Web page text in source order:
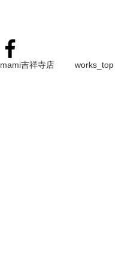
mami吉祥寺店 works_top